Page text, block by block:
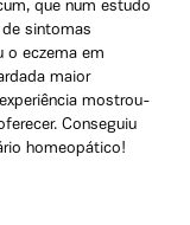
que num estudo
sintomas
o eczema em
maior
mostrou-
Conseguiu
homeopático!